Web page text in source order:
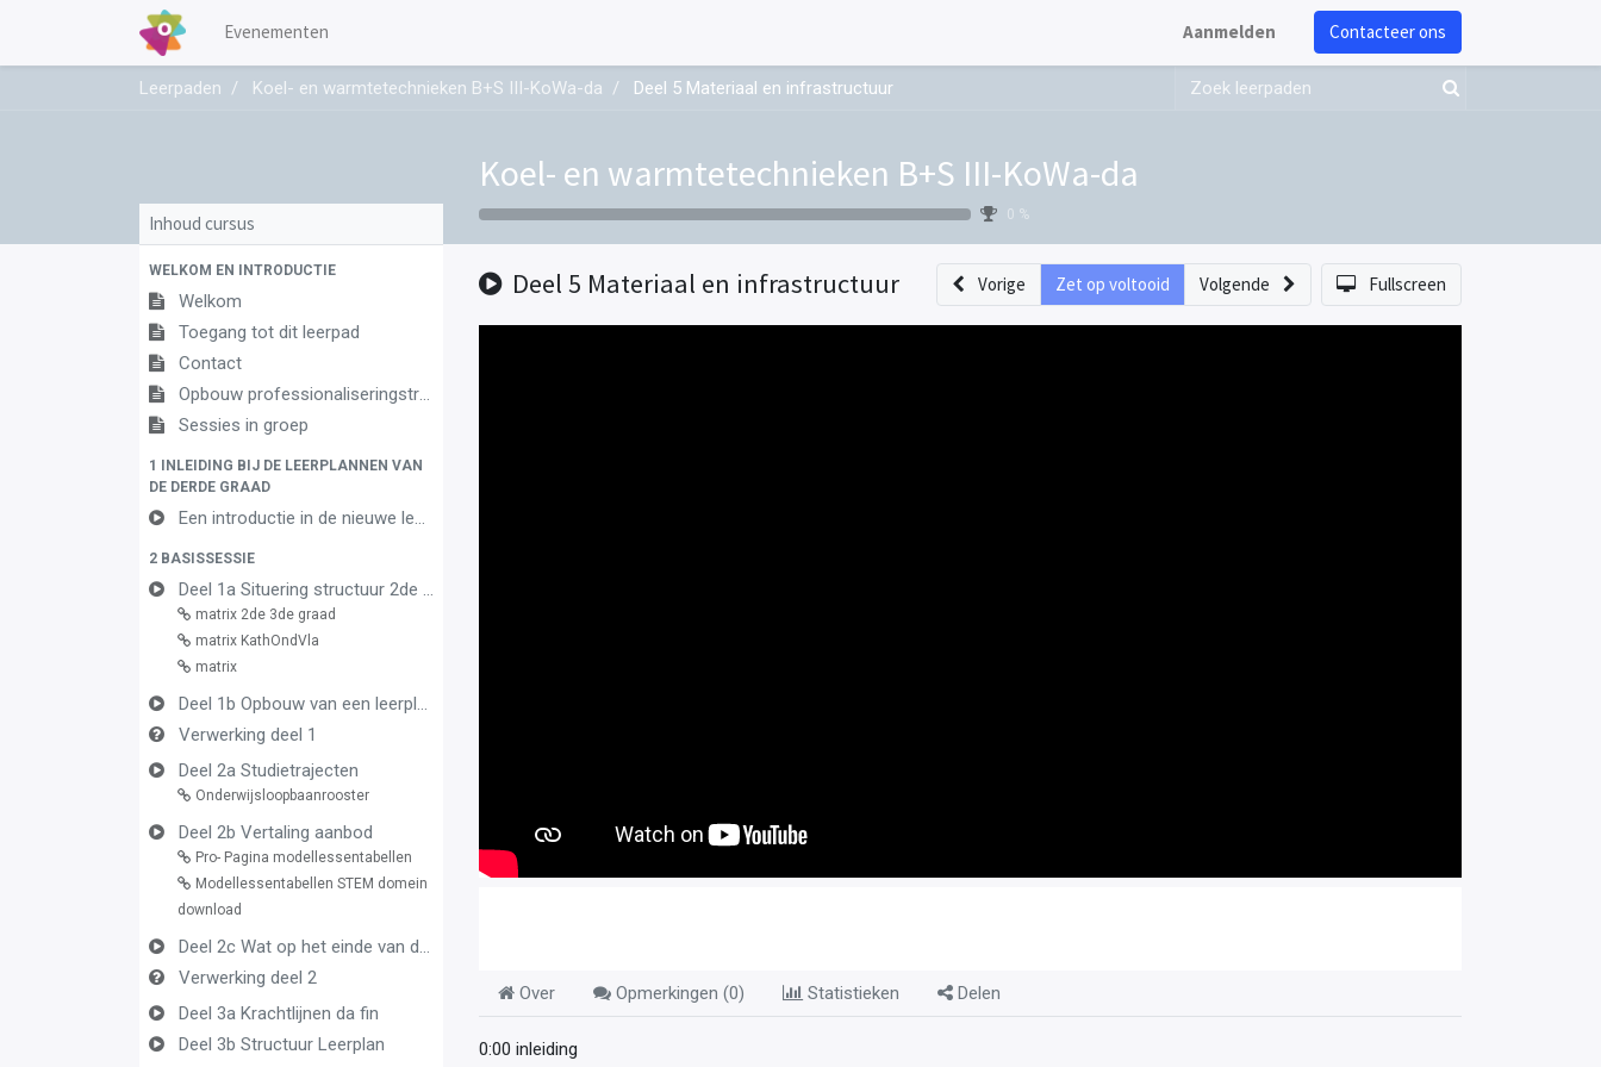
Evenementen Aanmelden Contacteer ons
Leerpaden Koel- en warmtetechnieken B+S III-KoWa-da Deel 5 Materiaal en infrastructuur
Koel- en warmtetechnieken B+S III-KoWa-da
0 %
Inhoud cursus
WELKOM EN INTRODUCTIE
Welkom
Toegang tot dit leerpad
Contact
Opbouw professionaliseringstraject
Sessies in groep
1 INLEIDING BIJ DE LEERPLANNEN VAN
DE DERDE GRAAD
Een introductie in de nieuwe leerplannen van de derde graad
2 BASISSESSIE
Deel 1a Situering structuur 2de en 3de graad
matrix 2de 3de graad
matrix KathOndVla
matrix
Deel 1b Opbouw van een leerplan vormingsconcept
Verwerking deel 1
Deel 2a Studietrajecten
Onderwijsloopbaanrooster
Deel 2b Vertaling aanbod
Pro- Pagina modellessentabellen
Modellessentabellen STEM domein
download
Deel 2c Wat op het einde van de graad
Verwerking deel 2
Deel 3a Krachtlijnen da fin
Deel 3b Structuur Leerplan
Deel 5 Materiaal en infrastructuur Vorige Zet op voltooid Volgende Fullscreen
Over Opmerkingen (0) Statistieken Delen
0:00 inleiding